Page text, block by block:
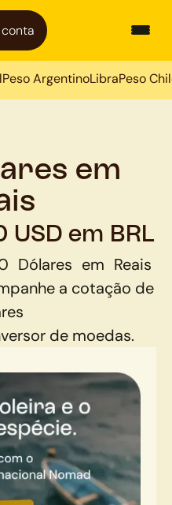
Peso ArgentinoLibraPeso
em
em BRL
Dólares em Reais
a cotação de
de moedas.